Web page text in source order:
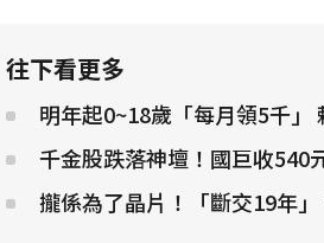
往下看更多
明年起0~18歲「每月領5千」
千金股跌落神壇！國巨收540
攏係為了晶片！「斷交19年